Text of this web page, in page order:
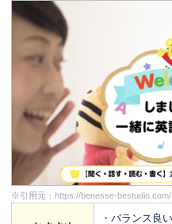
※引用元： https://benesse-bestudio.com/
・バランス良